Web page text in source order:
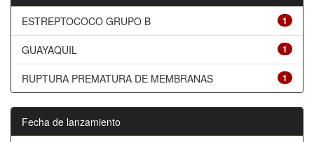
1
ESTREPTOCOCO GRUPO B
1
GUAYAQUIL
1
RUPTURA PREMATURA DE MEMBRANAS
Fecha de lanzamiento